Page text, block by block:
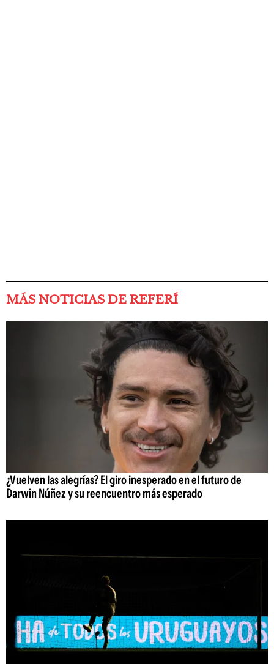
MÁS NOTICIAS DE REFERÍ
¿Vuelven las alegrías? El giro inesperado en el futuro de
Darwin Núñez y su reencuentro más esperado